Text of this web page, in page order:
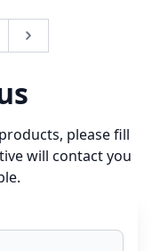
please fill
will contact you